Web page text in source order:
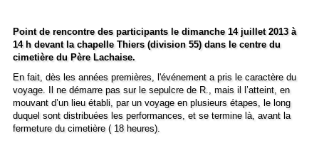
Point de rencontre des participants le dimanche 14 juillet 2013 à
14 h devant la chapelle Thiers (division 55) dans le centre du
cimetière du Père Lachaise.
En fait, dès les années premières, l'événement a pris le caractère du
voyage. Il ne démarre pas sur le sepulcre de R., mais il l’atteint, en
mouvant d’un lieu établi, par un voyage en plusieurs étapes, le long
duquel sont distribuées les performances, et se termine là, avant la
fermeture du cimetière ( 18 heures).